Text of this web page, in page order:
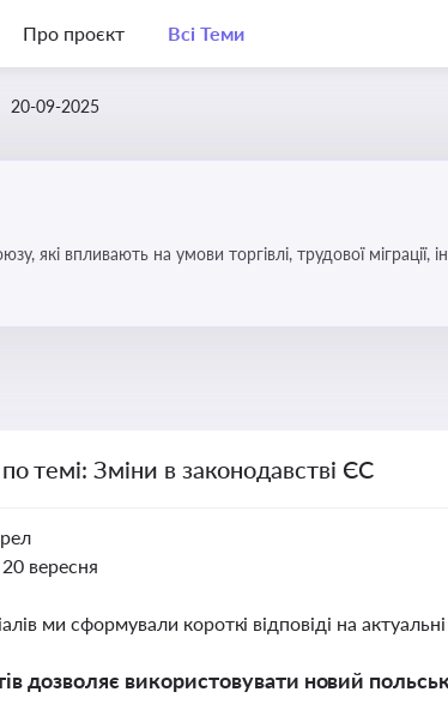
Про проєкт Всі Теми
20-09-2025
України в
темі: Зміни в законодавстві ЄС
20 вересня
ми сформували короткі відповіді на
дозволяє використовувати новий